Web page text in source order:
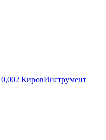
КировИнструмент